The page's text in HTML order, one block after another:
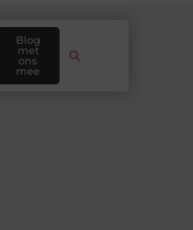
Blog
met
ons
mee